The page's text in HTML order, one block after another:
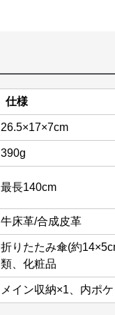
仕様
26.5×17×7cm
390g
最長140cm
牛床革/合成皮革
折りたたみ傘(約
類、化粧品
メイン収納×1、内ポ